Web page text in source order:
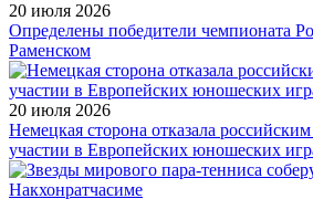
20 июля 2026
Определены победители чемпионата
Раменском
20 июля 2026
Немецкая сторона отказала
участии в Европейских юношеских